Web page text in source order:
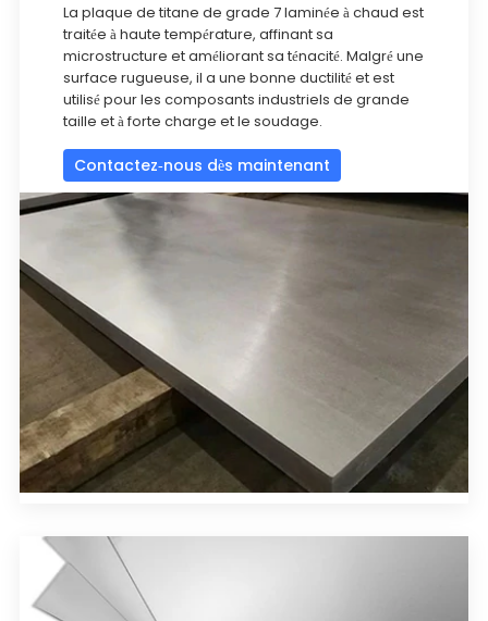
La plaque de titane de grade 7 laminée à chaud est
traitée à haute température, affinant sa
microstructure et améliorant sa ténacité. Malgré une
surface rugueuse, il a une bonne ductilité et est
utilisé pour les composants industriels de grande
taille et à forte charge et le soudage.
Contactez-nous dès maintenant